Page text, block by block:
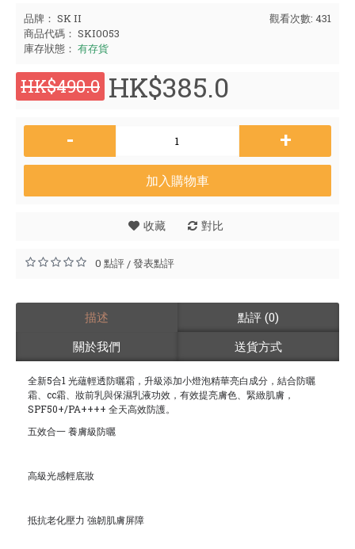
觀看次數: 431
品牌： SK II
商品代碼： SKI0053
庫存狀態： 有存貨
HK$490.0 HK$385.0
- +
加入購物車
收藏 對比
0 點評/發表點評
描述
點評 (0)
關於我們
送貨方式
全新5合1 光蘊輕透防曬霜，升級添加小燈泡精華亮白成分，結合防曬
霜、cc霜、妝前乳與保濕乳液功效，有效提亮膚色、緊緻肌膚，
SPF50+/PA++++ 全天高效防護。
五效合一 養膚級防曬
高級光感輕底妝
抵抗老化壓力 強韌肌膚屏障